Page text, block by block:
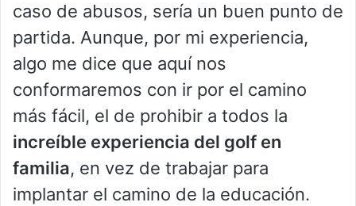
caso de abusos, sería un buen punto de
partida. Aunque, por mi experiencia,
algo me dice que aquí nos
conformaremos con ir por el camino
más fácil, el de prohibir a todos la
increíble experiencia del golf en
familia, en vez de trabajar para
implantar el camino de la educación.